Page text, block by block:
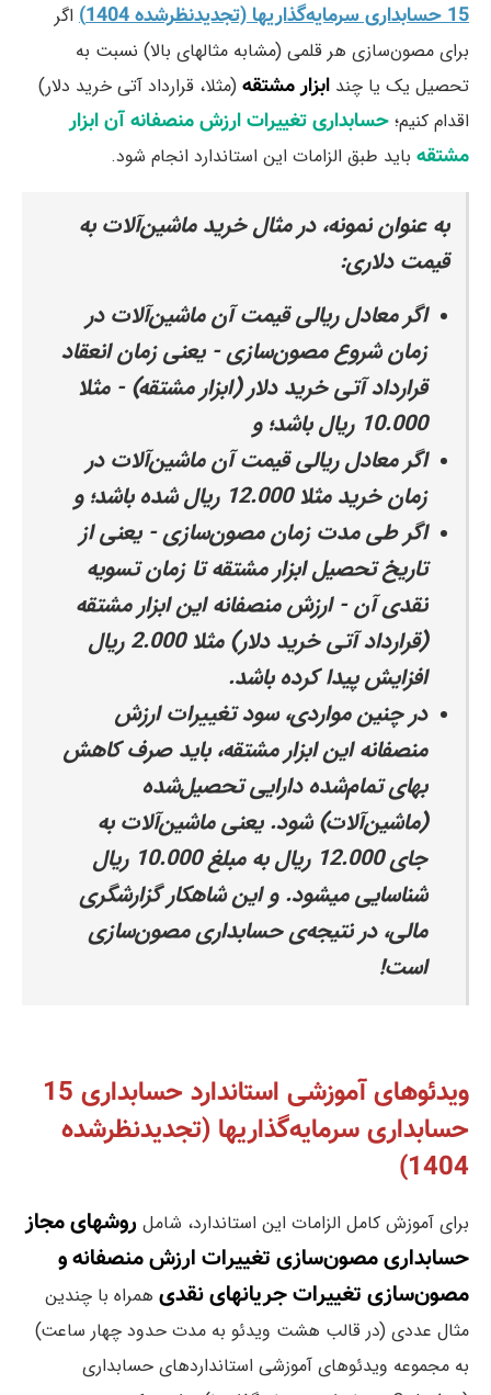
15 حسابداری سرمایه‌گذاریها (تجدیدنظرشده 1404)
اگر
برای مصون‌سازی هر قلمی (مشابه مثالهای بالا) نسبت به
تحصیل یک یا چندابزار مشتقه(مثلا، قرارداد آتی خرید دلار)
اقدام کنیم؛حسابداری تغییرات ارزش منصفانه آن ابزار
مشتقهباید طبق الزامات این استاندارد انجام شود.
به عنوان نمونه، در مثال خرید ماشین‌آلات به
قیمت دلاری:
اگر معادل ریالی قیمت آن ماشین‌آلات در
زمان شروع مصون‌سازی - یعنی زمان انعقاد
قرارداد آتی خرید دلار (ابزار مشتقه) - مثلا
10.000 ریال باشد؛ و
اگر معادل ریالی قیمت آن ماشین‌آلات در
زمان خرید مثلا 12.000 ریال شده باشد؛ و
اگر طی مدت زمان مصون‌سازی - یعنی از
تاریخ تحصیل ابزار مشتقه تا زمان تسویه
نقدی آن - ارزش منصفانه این ابزار مشتقه
(قرارداد آتی خرید دلار) مثلا 2.000 ریال
افزایش پیدا کرده باشد.
در چنین مواردی، سود تغییرات ارزش
منصفانه این ابزار مشتقه، باید صرف کاهش
بهای تمام‌شده دارایی تحصیل‌شده
(ماشین‌آلات) شود. یعنی ماشین‌آلات به
جای 12.000 ریال به مبلغ 10.000 ریال
شناسایی میشود. و این شاهکار گزارشگری
مالی، در نتیجه‌ی حسابداری مصون‌سازی
است!
ویدئوهای آموزشی استاندارد حسابداری 15
حسابداری سرمایه‌گذاریها (تجدیدنظرشده
1404)
برای آموزش کامل الزامات این استاندارد،‌ شاملروشهای مجاز
حسابداری مصون‌سازی تغییرات ارزش منصفانه و
مصون‌سازی تغییرات جریانهای نقدیهمراه با چندین
مثال عددی (در قالب هشت ویدئو به مدت حدود چهار ساعت)
به مجموعه ویدئوهای آموزشی استانداردهای حسابداری